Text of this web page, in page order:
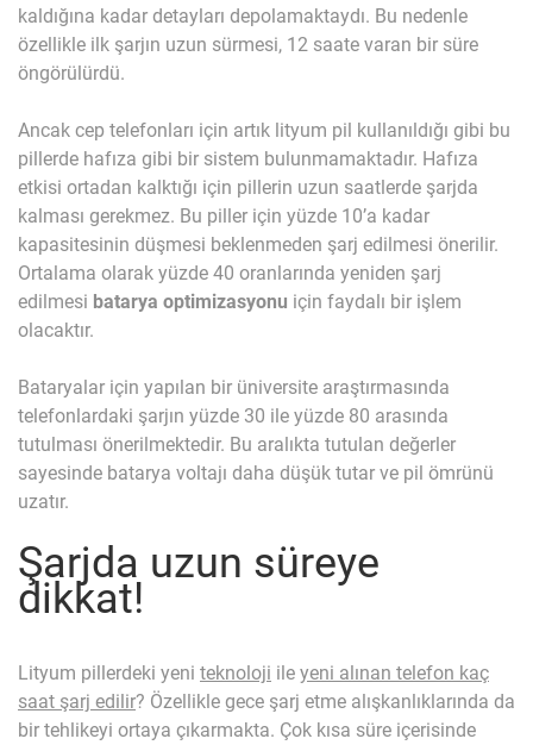
kaldığına kadar detayları depolamaktaydı. Bu nedenle
özellikle ilk şarjın uzun sürmesi, 12 saate varan bir süre
öngörülürdü.
Ancak cep telefonları için artık lityum pil kullanıldığı gibi bu
pillerde hafıza gibi bir sistem bulunmamaktadır. Hafıza
etkisi ortadan kalktığı için pillerin uzun saatlerde şarjda
kalması gerekmez. Bu piller için yüzde 10’a kadar
kapasitesinin düşmesi beklenmeden şarj edilmesi önerilir.
Ortalama olarak yüzde 40 oranlarında yeniden şarj
edilmesi batarya optimizasyonu için faydalı bir işlem
olacaktır.
Bataryalar için yapılan bir üniversite araştırmasında
telefonlardaki şarjın yüzde 30 ile yüzde 80 arasında
tutulması önerilmektedir. Bu aralıkta tutulan değerler
sayesinde batarya voltajı daha düşük tutar ve pil ömrünü
uzatır.
Şarjda uzun süreye
dikkat!
Lityum pillerdeki yeni teknoloji ile yeni alınan telefon kaç
saat şarj edilir? Özellikle gece şarj etme alışkanlıklarında da
bir tehlikeyi ortaya çıkarmakta. Çok kısa süre içerisinde